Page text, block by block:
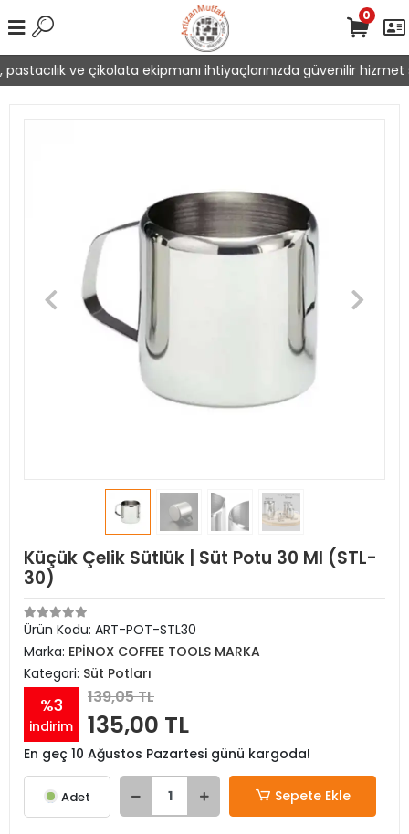
ve çikolata ekipmanı ihtiyaçlarınızda güvenilir hizmet
0
Küçük Çelik Sütlük | Süt Potu 30 Ml (STL-
30)
Ürün Kodu: ART-POT-STL30
Marka: EPİNOX COFFEE TOOLS MARKA
Kategori: Süt Potları
%3
indirim
139,05 TL
135,00 TL
En geç 10 Ağustos Pazartesi günü kargoda!
Adet Sepete Ekle